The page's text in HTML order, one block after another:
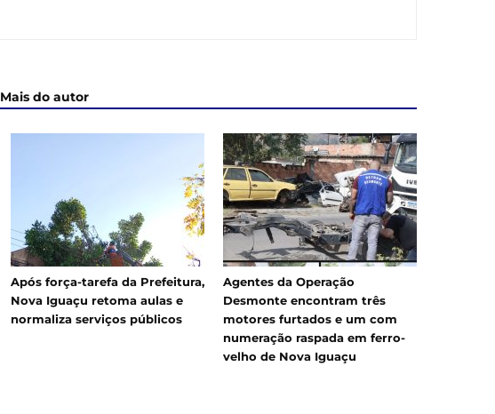
Mais do autor
Após força-tarefa da Prefeitura,
Nova Iguaçu retoma aulas e
normaliza serviços públicos
Agentes da Operação
Desmonte encontram três
motores furtados e um com
numeração raspada em ferro-
velho de Nova Iguaçu